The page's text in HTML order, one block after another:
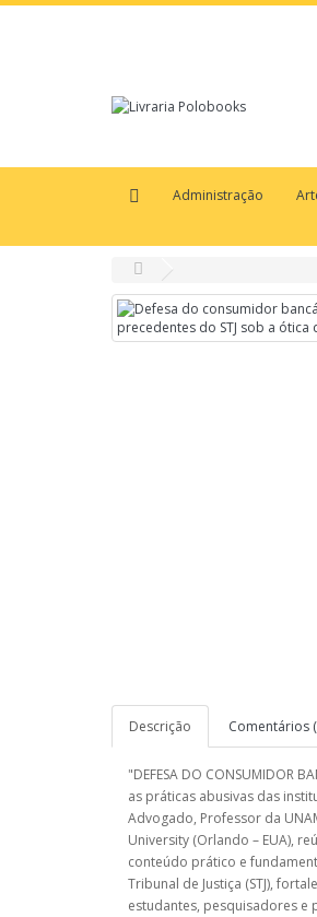
Administração
Descrição
Comentários
"DEFESA DO CONSUMIDOR
as práticas abusivas das
Advogado, Professor da
University (Orlando – EUA),
conteúdo prático e
Tribunal de Justiça (STJ),
estudantes, pesquisadores e